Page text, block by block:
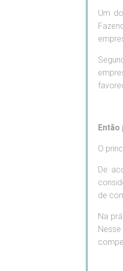
Um
Então
O
De
de
Na